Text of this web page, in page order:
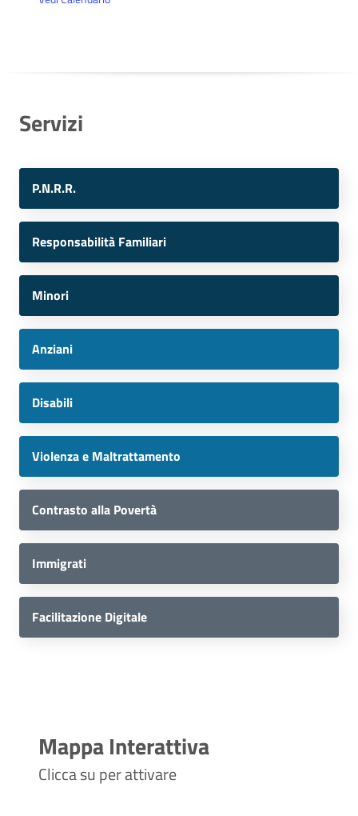
Servizi
P.N.R.R.
Responsabilità Familiari
Minori
Anziani
Disabili
Violenza e Maltrattamento
Contrasto alla Povertà
Immigrati
Facilitazione Digitale
Mappa Interattiva
Clicca su per attivare